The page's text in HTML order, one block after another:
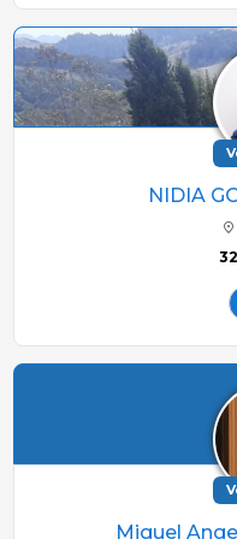
NIDIA
32
Miguel